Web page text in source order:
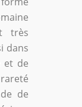
très
dans
et de
de